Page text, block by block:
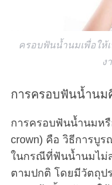
ครอบฟันน้ำนมเพื่อให้
ง
การครอบฟันน้ำนม
การครอบฟันน้ำนมหรื
crown) คือ วิธีการบู
ในกรณีที่ฟันน้ำนมไม่
ตามปกติ โดยมีวัตถุป